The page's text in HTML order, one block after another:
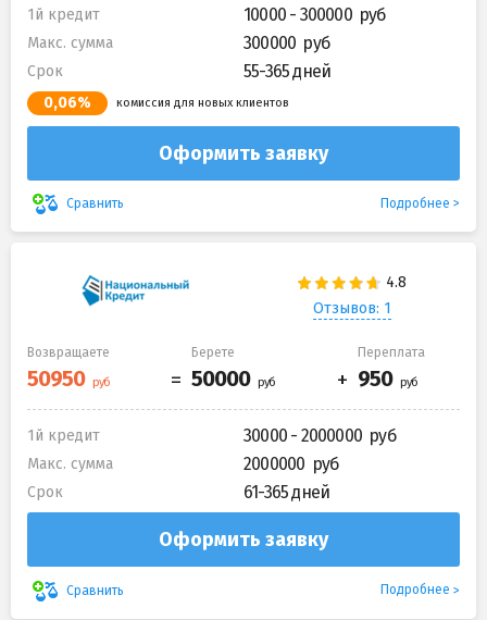
1й кредит 10000 - 300000
Макс. сумма 300000
Срок 55-365 дней
0,06% комиссия для новых клиентов
Оформить заявку
Сравнить Подробнее
Отзывов: 1
Возвращаете Берете Переплата
1й кредит 30000 - 2000000
Макс. сумма 2000000
Срок 61-365 дней
Оформить заявку
Сравнить Подробнее